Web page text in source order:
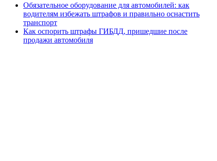
Обязательное оборудование для автомобилей: как
водителям избежать штрафов и правильно оснастить
транспорт
Как оспорить штрафы ГИБДД, пришедшие после
продажи автомобиля